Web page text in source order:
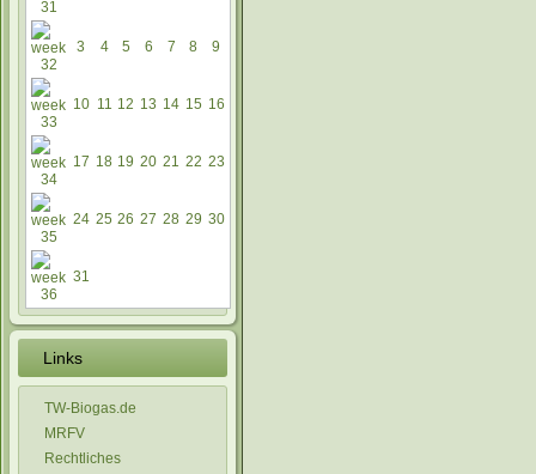
3 4 5 6 7 8 9
10 11 12 13 14 15 16
17 18 19 20 21 22 23
24 25 26 27 28 29 30
31
Links
TW-Biogas.de
MRFV
Rechtliches